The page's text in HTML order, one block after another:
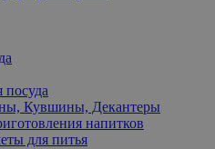
посуда
Кувшины, Декантеры
напитков
для питья